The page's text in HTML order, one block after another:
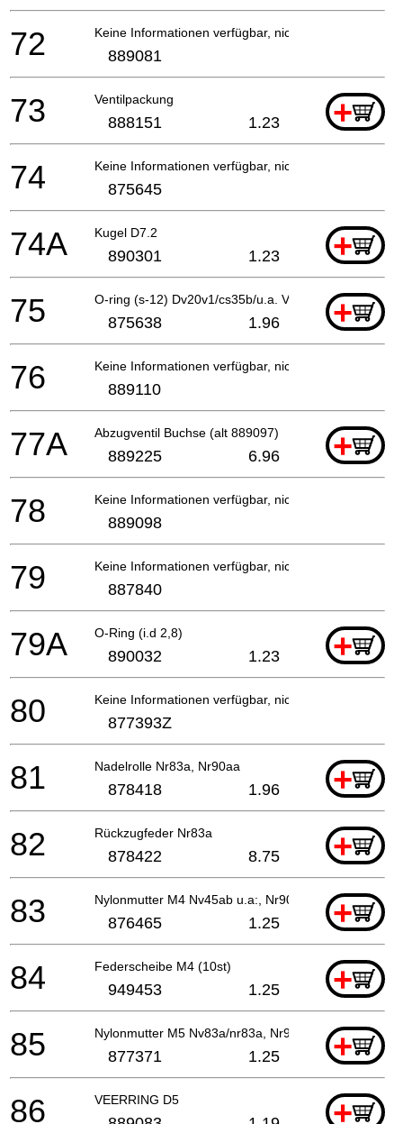
Keine Informationen verfügbar, nicht bestellbar
72 889081
Ventilpackung +
73 888151 1.23
Keine Informationen verfügbar, nicht bestellbar
74 875645
Kugel D7.2 +
74A 890301 1.23
O-ring (s-12) Dv20v1/cs35b/u.a. Vb16y +
75 875638 1.96
Keine Informationen verfügbar, nicht bestellbar
76 889110
Abzugventil Buchse (alt 889097) +
77A 889225 6.96
Keine Informationen verfügbar, nicht bestellbar
78 889098
Keine Informationen verfügbar, nicht bestellbar
79 887840
O-Ring (i.d 2,8) +
79A 890032 1.23
Keine Informationen verfügbar, nicht bestellbar
80 877393Z
Nadelrolle Nr83a, Nr90aa +
81 878418 1.96
Rückzugfeder Nr83a +
82 878422 8.75
Nylonmutter M4 Nv45ab u.a:, Nr90aa +
83 876465 1.25
Federscheibe M4 (10st) +
84 949453 1.25
Nylonmutter M5 Nv83a/nr83a, Nr90aa +
85 877371 1.25
VEERRING D5 +
86